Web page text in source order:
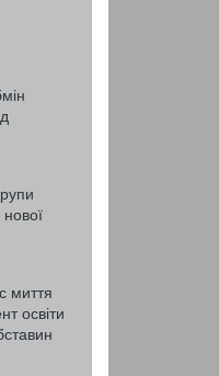
миття
освіти